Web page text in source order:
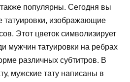
популярны. Сегодня вы
татуировки, изображающие
Этот цветок символизирует
мужчин татуировки на ребрах
различных субтитров. В
мужские тату написаны в